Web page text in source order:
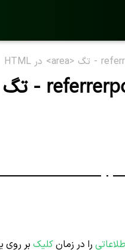
را در زمان کلیکبر روی